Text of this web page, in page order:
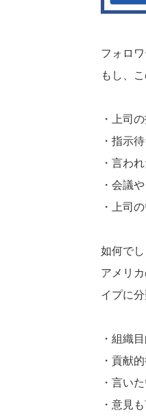
フォロ
もし、
・上司
・指示
・言わ
・会議
・上司
如何でし
アメリ
イプに分
・組織
・貢献
・言い
・意見